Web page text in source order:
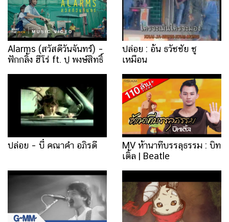
Alarms (สวัสดีวันจันทร์) –
ฟักกลิ้ง ฮีโร่ ft. ปู พงษ์สิทธิ์
ปล่อย : อ้น ธวัชชัย ชู
เหมือน
ปล่อย – บี๋ คณาคำ อภิรดี
MV ห้านาทีบรรลุธรรม : บิท
เติ้ล | Beatle